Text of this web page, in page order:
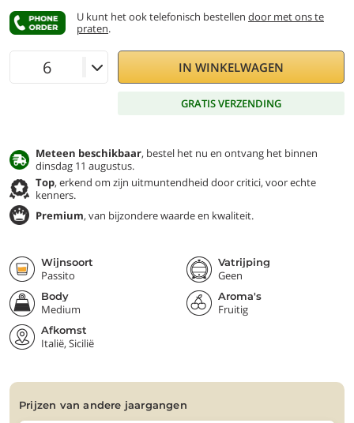
U kunt het ook telefonisch bestellen door met ons te
praten.
IN WINKELWAGEN
GRATIS VERZENDING
Meteen beschikbaar, bestel het nu en ontvang het binnen
dinsdag 11 augustus.
Top, erkend om zijn uitmuntendheid door critici, voor echte
kenners.
Premium, van bijzondere waarde en kwaliteit.
Wijnsoort
Passito
Vatrijping
Geen
Body
Medium
Aroma's
Fruitig
Afkomst
Italië, Sicilië
prijzen van andere jaargangen